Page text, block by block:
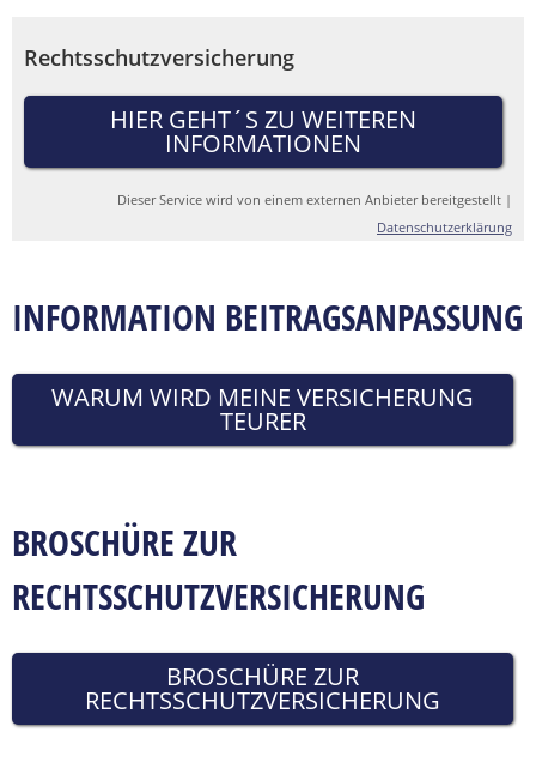
Rechtsschutzversicherung
HIER GEHT´S ZU WEITEREN
INFORMATIONEN
Dieser Service wird von einem externen Anbieter bereitgestellt |
Datenschutzerklärung
INFORMATION BEITRAGSANPASSUNG
WARUM WIRD MEINE VERSICHERUNG
TEURER
BROSCHÜRE ZUR
RECHTSSCHUTZVERSICHERUNG
BROSCHÜRE ZUR
RECHTSSCHUTZVERSICHERUNG